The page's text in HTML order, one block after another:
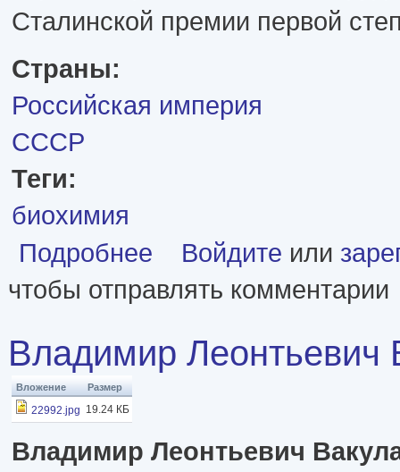
Сталинской премии первой
Страны:
Российская империя
СССР
Теги:
биохимия
Подробнее о Владимир Александрович Энгельгардт
Войдите или
чтобы отправлять комментарии
Владимир Леонтьевич
Вложение Размер
22992.jpg 19.24 КБ
Владимир Леонтьевич